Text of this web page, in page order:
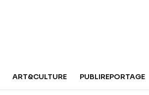
ART&CULTURE PUBLIREPORTAGE